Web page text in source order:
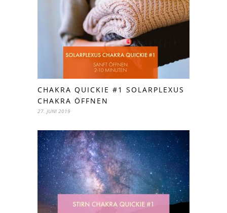
CHAKRA QUICKIE #1 SOLARPLEXUS
CHAKRA ÖFFNEN
27. JUNI 2019